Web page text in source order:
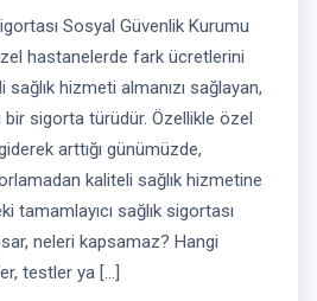
Sosyal Güvenlik Kurumu
hastanelerde fark ücretlerini
hizmeti almanızı sağlayan,
bir sigorta türüdür. Özellikle özel
arttığı günümüzde,
kaliteli sağlık hizmetine
tamamlayıcı sağlık sigortası
neleri kapsamaz? Hangi
testler ya […]